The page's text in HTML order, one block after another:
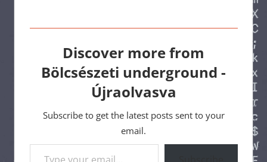
Discover more from
Bölcsészeti underground -
Újraolvasva
Subscribe to get the latest posts sent to your
email.
Type your email…